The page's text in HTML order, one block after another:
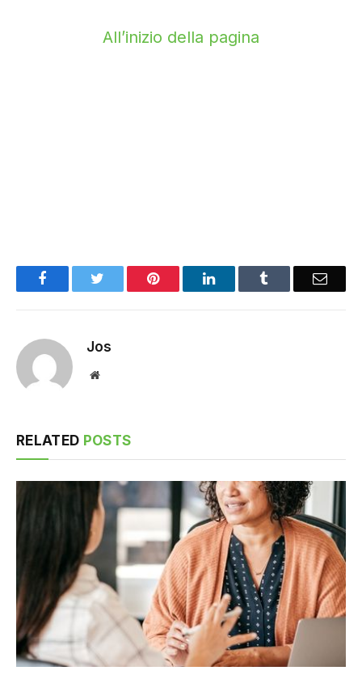
All’inizio della pagina
Facebook Pinterest LinkedIn Email
Jos
Website
RELATED POSTS